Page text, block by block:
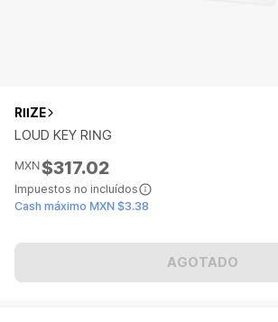
RIIZE
LOUD KEY RING
MXN$317.02
Impuestos no incluídos
Cash máximo MXN $3.38
AGOTADO